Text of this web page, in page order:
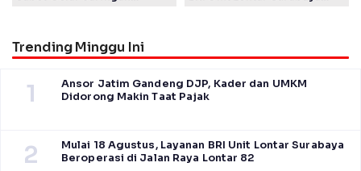
Trending Minggu Ini
1
Ansor Jatim Gandeng DJP, Kader dan UMKM
Didorong Makin Taat Pajak
2
Mulai 18 Agustus, Layanan BRI Unit Lontar Surabaya
Beroperasi di Jalan Raya Lontar 82